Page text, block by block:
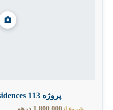
پروژه 113 Residences در الصفوح دبی